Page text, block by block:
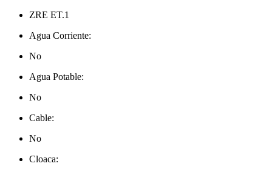
ZRE ET.1
Agua Corriente:
No
Agua Potable:
No
Cable:
No
Cloaca: